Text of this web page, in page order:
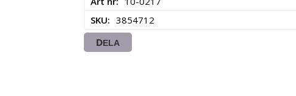
SKU
3854712
DELA